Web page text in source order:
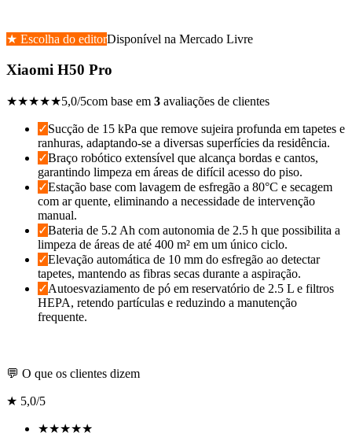
★ Escolha do editorDisponível na Mercado Livre
Xiaomi H50 Pro
★★★★★5,0/5com base em 3 avaliações de clientes
✓Sucção de 15 kPa que remove sujeira profunda em tapetes e
ranhuras, adaptando-se a diversas superfícies da residência.
✓Braço robótico extensível que alcança bordas e cantos,
garantindo limpeza em áreas de difícil acesso do piso.
✓Estação base com lavagem de esfregão a 80°C e secagem
com ar quente, eliminando a necessidade de intervenção
manual.
✓Bateria de 5.2 Ah com autonomia de 2.5 h que possibilita a
limpeza de áreas de até 400 m² em um único ciclo.
✓Elevação automática de 10 mm do esfregão ao detectar
tapetes, mantendo as fibras secas durante a aspiração.
✓Autoesvaziamento de pó em reservatório de 2.5 L e filtros
HEPA, retendo partículas e reduzindo a manutenção
frequente.
💬 O que os clientes dizem
★ 5,0/5
★★★★★